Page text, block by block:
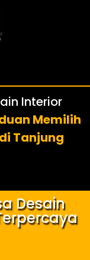
Interior
Memilih
Tanjung
Desain